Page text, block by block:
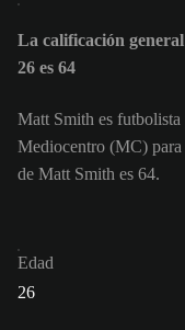
La calificación
26 es 64
Matt Smith es
Mediocentro (MC)
de Matt Smith es 64.
Edad
26